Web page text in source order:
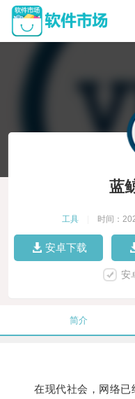
蓝
工具 时间：
安卓下载
安
简介
在现代社会，网络已